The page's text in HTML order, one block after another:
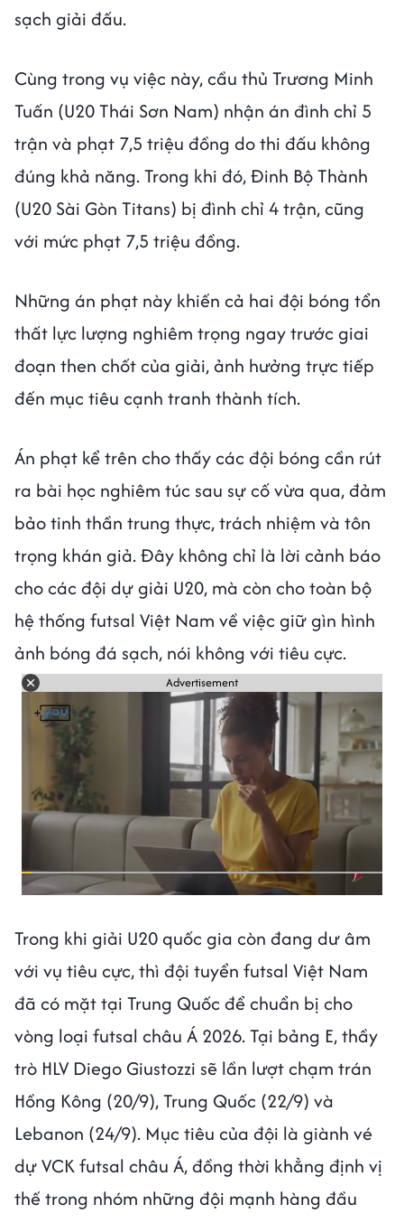
sạch giải đấu.
Cùng trong vụ việc này, cầu thủ Trương Minh
Tuấn (U20 Thái Sơn Nam) nhận án đình chỉ 5
trận và phạt 7,5 triệu đồng do thi đấu không
đúng khả năng. Trong khi đó, Đinh Bộ Thành
(U20 Sài Gòn Titans) bị đình chỉ 4 trận, cũng
với mức phạt 7,5 triệu đồng.
Những án phạt này khiến cả hai đội bóng tổn
thất lực lượng nghiêm trọng ngay trước giai
đoạn then chốt của giải, ảnh hưởng trực tiếp
đến mục tiêu cạnh tranh thành tích.
Án phạt kể trên cho thấy các đội bóng cần rút
ra bài học nghiêm túc sau sự cố vừa qua, đảm
bảo tinh thần trung thực, trách nhiệm và tôn
trọng khán giả. Đây không chỉ là lời cảnh báo
cho các đội dự giải U20, mà còn cho toàn bộ
hệ thống futsal Việt Nam về việc giữ gìn hình
ảnh bóng đá sạch, nói không với tiêu cực.
Advertisement
Trong khi giải U20 quốc gia còn đang dư âm
với vụ tiêu cực, thì đội tuyển futsal Việt Nam
đã có mặt tại Trung Quốc để chuẩn bị cho
vòng loại futsal châu Á 2026. Tại bảng E, thầy
trò HLV Diego Giustozzi sẽ lần lượt chạm trán
Hồng Kông (20/9), Trung Quốc (22/9) và
Lebanon (24/9). Mục tiêu của đội là giành vé
dự VCK futsal châu Á, đồng thời khẳng định vị
thế trong nhóm những đội mạnh hàng đầu